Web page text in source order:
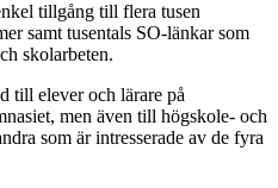
tillgång till flera tusen
samt tusentals SO-länkar som
skolarbeten.
till elever och lärare på
men även till högskole- och
som är intresserade av de fyra